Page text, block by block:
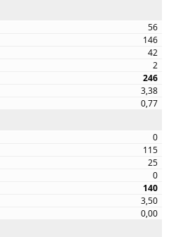
56
146
42
2
246
3,38
0,77
0
115
25
0
140
3,50
0,00